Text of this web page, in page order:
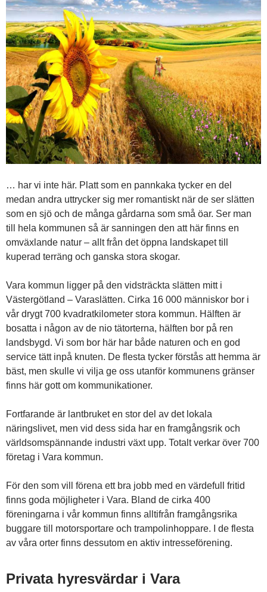
… har vi inte här. Platt som en pannkaka tycker en del
medan andra uttrycker sig mer romantiskt när de ser slätten
som en sjö och de många gårdarna som små öar. Ser man
till hela kommunen så är sanningen den att här finns en
omväxlande natur – allt från det öppna landskapet till
kuperad terräng och ganska stora skogar.
Vara kommun ligger på den vidsträckta slätten mitt i
Västergötland – Varaslätten. Cirka 16 000 människor bor i
vår drygt 700 kvadratkilometer stora kommun. Hälften är
bosatta i någon av de nio tätorterna, hälften bor på ren
landsbygd. Vi som bor här har både naturen och en god
service tätt inpå knuten. De flesta tycker förstås att hemma är
bäst, men skulle vi vilja ge oss utanför kommunens gränser
finns här gott om kommunikationer.
Fortfarande är lantbruket en stor del av det lokala
näringslivet, men vid dess sida har en framgångsrik och
världsomspännande industri växt upp. Totalt verkar över 700
företag i Vara kommun.
För den som vill förena ett bra jobb med en värdefull fritid
finns goda möjligheter i Vara. Bland de cirka 400
föreningarna i vår kommun finns alltifrån framgångsrika
buggare till motorsportare och trampolinhoppare. I de flesta
av våra orter finns dessutom en aktiv intresseförening.
Privata hyresvärdar i Vara